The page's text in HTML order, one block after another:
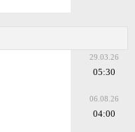
29.03.26
05:30
06.08.26
04:00